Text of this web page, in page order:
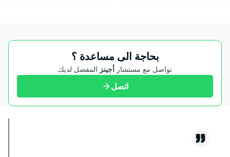
بحاجة الى مساعدة ؟
تواصل مع مستشار أجينز المفضل لديك
اتصل